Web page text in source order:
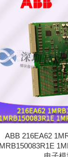
ABB 216EA62